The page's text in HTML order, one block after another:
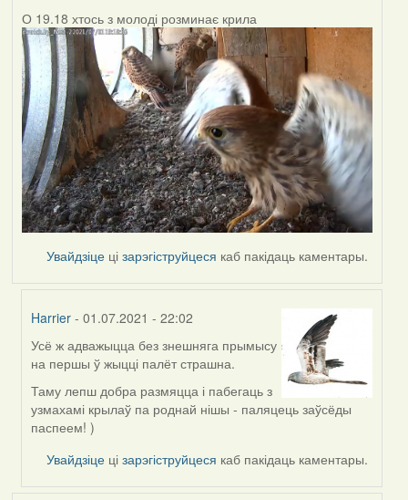
О 19.18 хтось з молоді розминає крила
Увайдзіце цізарэгіструйцеся каб пакідаць каментары.
Harrier - 01.07.2021 - 22:02
In
reply
to
by
Tata
Усё ж адважыцца без знешняга прымысу
на першы ў жыцці палёт страшна.
Таму лепш добра размяцца і пабегаць з
узмахамі крылаў па роднай нішы - паляцець заўсёды
паспеем! )
Увайдзіце цізарэгіструйцеся каб пакідаць каментары.